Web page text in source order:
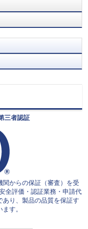
三者認証
からの保証（審査）を受
全評価・認証業務・申請代
り、製品の品質を保証す
す。